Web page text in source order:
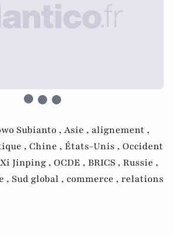
Subianto , Asie , alignement ,
, Chine , États-Unis , Occident
Xi Jinping , OCDE , BRICS , Russie ,
, Sud global , commerce , relations